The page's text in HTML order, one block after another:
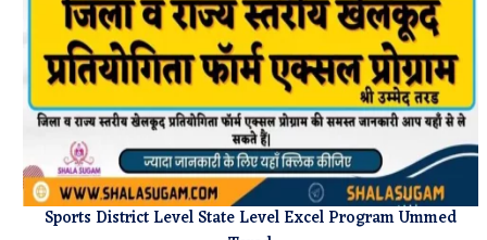
Sports District Level State Level Excel Program Ummed